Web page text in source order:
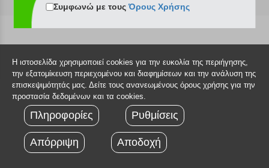
Πολιτική επιστροφών
Τεχνική υποστήριξη
Συμφωνώ με τουςΌρους Χρήσης
Η ιστοσελίδα χρησιμοποιεί cookies για την ευκολία της περιήγησης,
την εξατομίκευση περιεχομένου και διαφημίσεων και την ανάλυση της
επισκεψιμότητάς μας. Δείτε τους ανανεωμένους όρους χρήσης για την
προστασία δεδομένων και τα cookies.
Πληροφορίες Ρυθμίσεις
Απόρριψη Αποδοχή